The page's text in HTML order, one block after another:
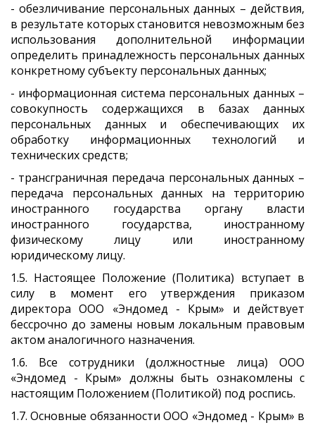
- обезличивание персональных данных – действия,
в результате которых становится невозможным без
использования дополнительной информации
определить принадлежность персональных данных
конкретному субъекту персональных данных;
- информационная система персональных данных –
совокупность содержащихся в базах данных
персональных данных и обеспечивающих их
обработку информационных технологий и
технических средств;
- трансграничная передача персональных данных –
передача персональных данных на территорию
иностранного государства органу власти
иностранного государства, иностранному
физическому лицу или иностранному
юридическому лицу.
1.5. Настоящее Положение (Политика) вступает в
силу в момент его утверждения приказом
директора ООО «Эндомед - Крым» и действует
бессрочно до замены новым локальным правовым
актом аналогичного назначения.
1.6. Все сотрудники (должностные лица) ООО
«Эндомед - Крым» должны быть ознакомлены с
настоящим Положением (Политикой) под роспись.
1.7. Основные обязанности ООО «Эндомед - Крым» в